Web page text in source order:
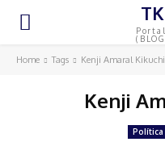
Home Tags Kenji Amaral Kikuchi
Kenji
Política